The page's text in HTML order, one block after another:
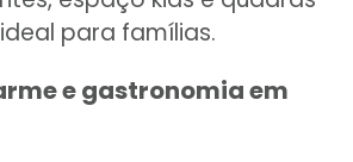
para famílias.
e gastronomia em